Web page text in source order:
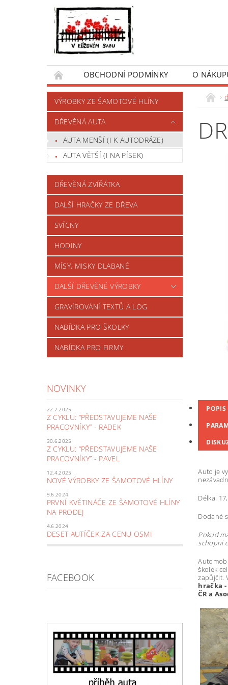
OBCHODNÍ PODMÍNKY O
VÝROBKY ZE ŠAMOTOVÉ HLÍNY
DŘEVĚNÁ AUTA
AUTA MENŠÍ (I K AUTODRÁZE)
AUTA VĚTŠÍ (I NA PÍSEK)
DŘEVĚNÁ ZVÍŘÁTKA
DALŠÍ HRAČKY ZE DŘEVA
SVÍCNY
HODINY
MÍSY, MISKY DLABANÉ
DALŠÍ DŘEVĚNÉ VÝROBKY
GRAVÍROVÁNÍ TEXTŮ A LOG
NABÍDKA PRO ŠKOLKY
NABÍDKA PRO FIRMY
NOVINKY
22.7.2025
Z CYKLU: “PŘEDSTAVUJEME NAŠE
PRACOVNÍKY” - RADEK
30.6.2025
Z CYKLU: “PŘEDSTAVUJEME NAŠE
PRACOVNÍKY” - PAVEL
12.4.2025
NOVÉ VÝROBKY ZE ŠAMOTOVÉ HLÍNY
9.6.2024
PRVNÍ KVĚTINÁČE ZE ŠAMOTOVÉ HLÍNY
NA PRODEJ
4.6.2024
DESET AUTÍČEK ZA CENU OSMI
FACEBOOK
POPIS
Auto je
Délka:
Dodané
Pokud
schopni
školek
zapůjčit.
hračka
ČR a